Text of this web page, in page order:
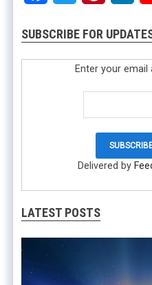
SUBSCRIBE FOR
Enter your email
Delivered by
LATEST POSTS